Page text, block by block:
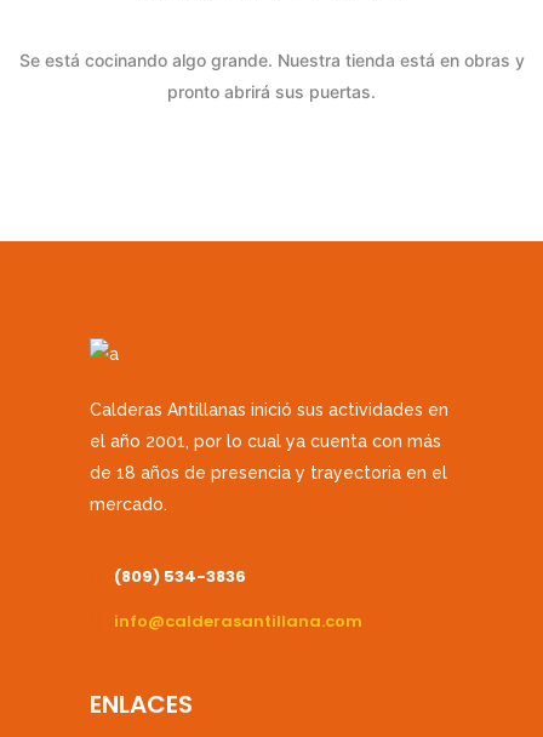
Se está cocinando algo grande. Nuestra tienda está en obras y
pronto abrirá sus puertas.
Calderas Antillanas inició sus actividades en
el año 2001, por lo cual ya cuenta con más
de 18 años de presencia y trayectoria en el
mercado.
(809) 534-3836
info@calderasantillana.com
ENLACES